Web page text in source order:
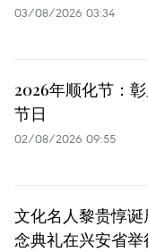
03/08/2026 03:34
2026年顺化节：
节日
02/08/2026 09:55
文化名人黎贵惇
念典礼在兴安省举